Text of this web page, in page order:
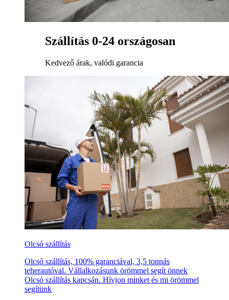
Szállítás 0-24 országosan
Kedvező árak, valódi garancia
Olcsó szállítás
Olcsó szállítás, 100% garanciával, 3,5 tonnás
teherautóval. Vállalkozásunk örömmel segít önnek
Olcsó szállítás kapcsán. Hívjon minket és mi örömmel
segítünk